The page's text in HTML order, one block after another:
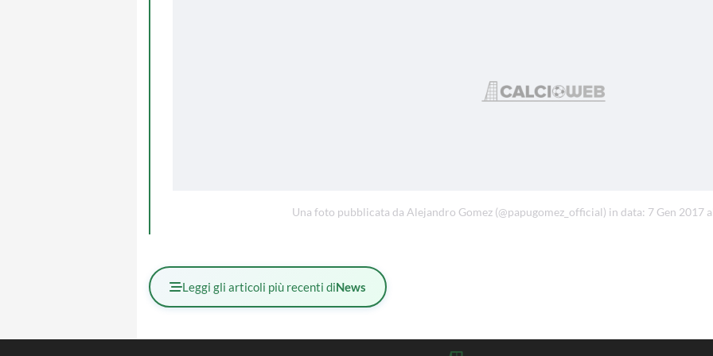
Una foto pubblicata da Alejandro Gomez (@papugomez_official) in data: 7 Gen 2017
Leggi gli articoli più recenti diNews